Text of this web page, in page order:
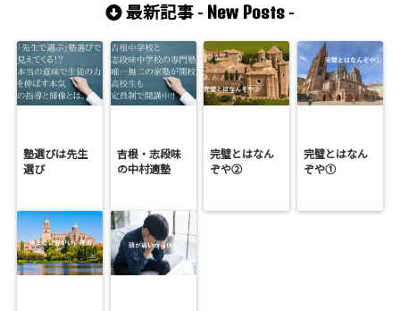
最新記事 - New Posts -
塾選びは先生
選び
吉根・志段味
の中村適塾
完璧とはなん
ぞや②
完璧とはなん
ぞや①